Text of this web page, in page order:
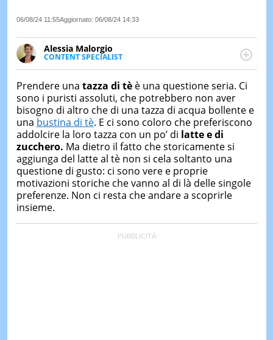
DI
06/08/24 11:55Aggiornato: 06/08/24 14:33
Alessia Malorgio
CONTENT SPECIALIST
Ha conseguito un Master in Marketing Management
e Google Digital Training su Marketing digitale. Si
occupa della creazione di contenuti in ottica SEO e
dello sviluppo di strategie marketing attraverso
canali digitali.
Prendere una tazza di tèè una questione seria. Ci
sono i puristi assoluti, che potrebbero non aver
bisogno di altro che di una tazza di acqua bollente e
una bustina di tè. E ci sono coloro che preferiscono
addolcire la loro tazza con un po’ di latte e di
zucchero. Ma dietro il fatto che storicamente si
aggiunga del latte al tè non si cela soltanto una
questione di gusto: ci sono vere e proprie
motivazioni storiche che vanno al di là delle singole
preferenze. Non ci resta che andare a scoprirle
insieme.